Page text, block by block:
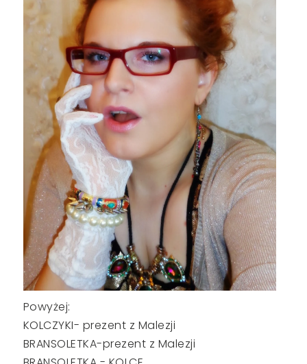
Powyżej:
KOLCZYKI- prezent z Malezji
BRANSOLETKA-prezent z Malezji